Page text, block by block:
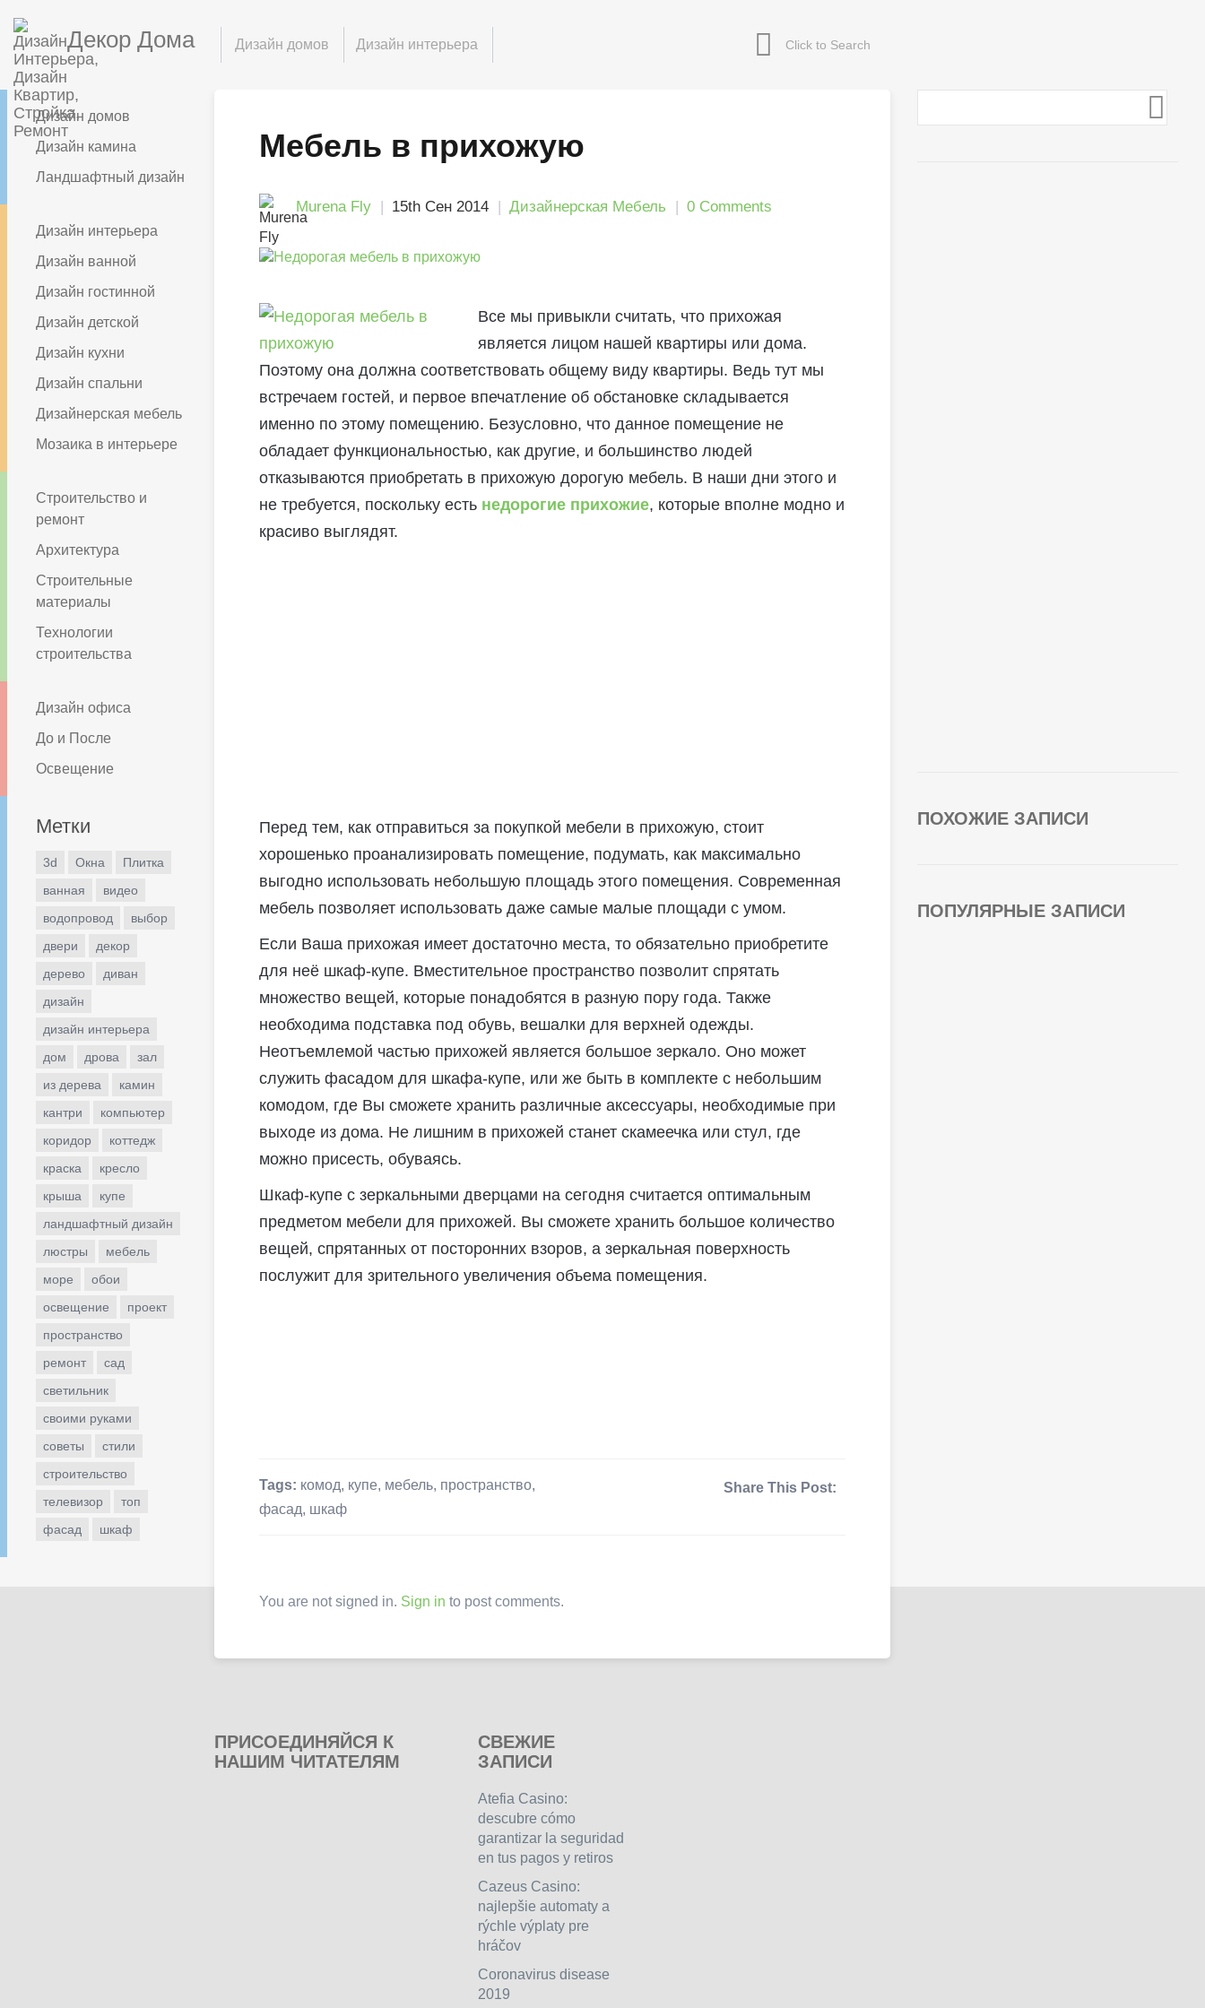
Декор Дома Дизайн домов Дизайн интерьера
Дизайн домов
Дизайн камина
Ландшафтный дизайн
Дизайн интерьера
Дизайн ванной
Дизайн гостинной
Дизайн детской
Дизайн кухни
Дизайн спальни
Дизайнерская мебель
Мозаика в интерьере
Строительство и
ремонт
Архитектура
Строительные
материалы
Технологии
строительства
Дизайн офиса
До и После
Освещение
Метки
3d Окна
Плитка
ванная
видео
водопровод
выбор
двери
декор
дерево
диван
дизайн
дизайн интерьера
дом
дрова
зал
из дерева
камин
кантри
компьютер
коридор
коттедж
краска
кресло
крыша
купе
ландшафтный дизайн
люстры
мебель
море
обои
освещение
проект
пространство
ремонт
сад
светильник
своими руками
советы
стили
строительство
телевизор
топ
фасад
шкаф
Мебель в прихожую
Murena Fly 15th Сен 2014 Дизайнерская Мебель 0 Comments
Все мы привыкли считать, что прихожая
является лицом нашей квартиры или дома.
Поэтому она должна соответствовать общему виду квартиры. Ведь тут мы
встречаем гостей, и первое впечатление об обстановке складывается
именно по этому помещению. Безусловно, что данное помещение не
обладает функциональностью, как другие, и большинство людей
отказываются приобретать в прихожую дорогую мебель. В наши дни этого и
не требуется, поскольку есть недорогие прихожие, которые вполне модно и
красиво выглядят.
Перед тем, как отправиться за покупкой мебели в прихожую, стоит
хорошенько проанализировать помещение, подумать, как максимально
выгодно использовать небольшую площадь этого помещения. Современная
мебель позволяет использовать даже самые малые площади с умом.
Если Ваша прихожая имеет достаточно места, то обязательно приобретите
для неё шкаф-купе. Вместительное пространство позволит спрятать
множество вещей, которые понадобятся в разную пору года. Также
необходима подставка под обувь, вешалки для верхней одежды.
Неотъемлемой частью прихожей является большое зеркало. Оно может
служить фасадом для шкафа-купе, или же быть в комплекте с небольшим
комодом, где Вы сможете хранить различные аксессуары, необходимые при
выходе из дома. Не лишним в прихожей станет скамеечка или стул, где
можно присесть, обуваясь.
Шкаф-купе с зеркальными дверцами на сегодня считается оптимальным
предметом мебели для прихожей. Вы сможете хранить большое количество
вещей, спрятанных от посторонних взоров, а зеркальная поверхность
послужит для зрительного увеличения объема помещения.
Tags: комод, купе, мебель, пространство,
фасад, шкаф
Share This Post:
You are not signed in. Sign in to post comments.
ПОХОЖИЕ ЗАПИСИ
ПОПУЛЯРНЫЕ ЗАПИСИ
ПРИСОЕДИНЯЙСЯ К
НАШИМ ЧИТАТЕЛЯМ
СВЕЖИЕ
ЗАПИСИ
Atefia Casino:
descubre cómo
garantizar la seguridad
en tus pagos y retiros
Cazeus Casino:
najlepšie automaty a
rýchle výplaty pre
hráčov
Coronavirus disease
2019